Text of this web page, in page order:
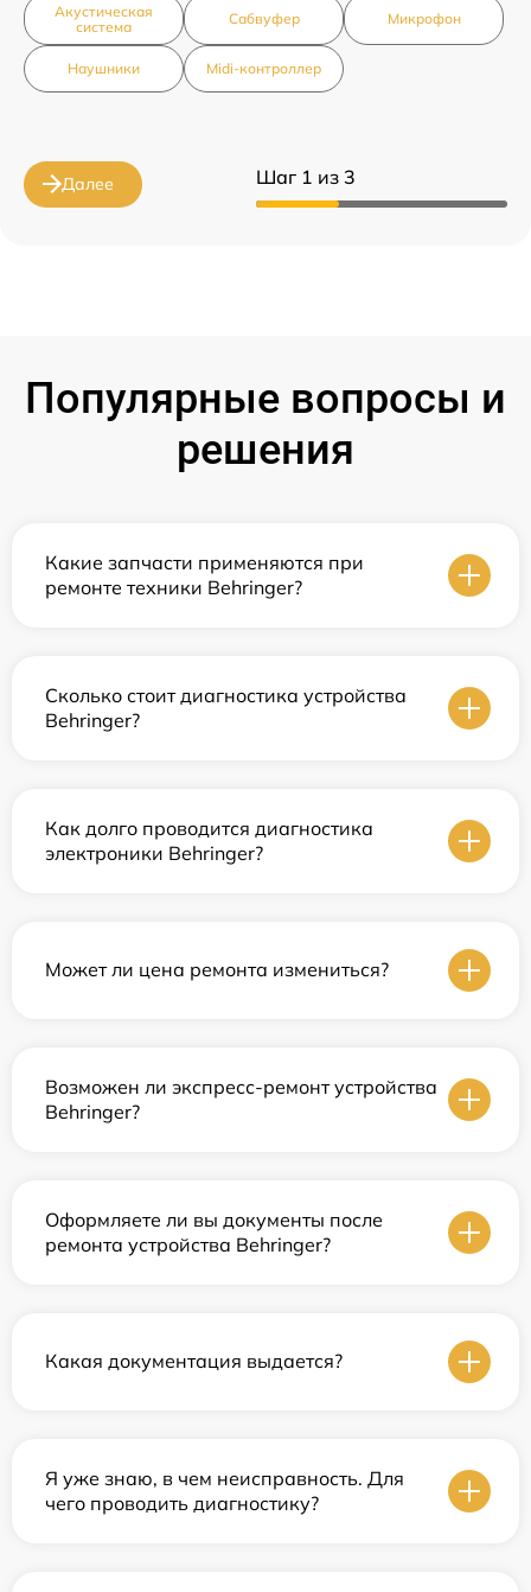
Шаг 1 из 3
Акустическая
система
Сабвуфер Микрофон
Наушники Midi-контроллер
Далее
Популярные вопросы и
решения
Какие запчасти применяются при
ремонте техники Behringer?
Сколько стоит диагностика устройства
Behringer?
Как долго проводится диагностика
электроники Behringer?
Может ли цена ремонта измениться?
Возможен ли экспресс-ремонт устройства
Behringer?
Оформляете ли вы документы после
ремонта устройства Behringer?
Какая документация выдается?
Я уже знаю, в чем неисправность. Для
чего проводить диагностику?